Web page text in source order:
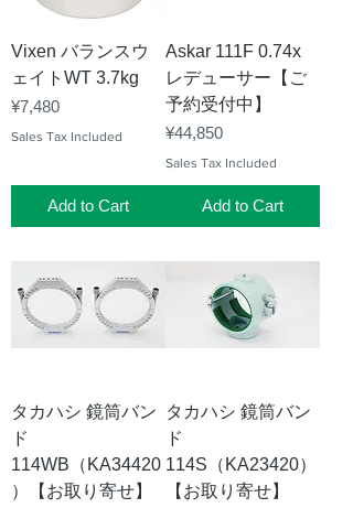
Vixen バランスウ
ェイトWT 3.7kg
Price
¥7,480
Sales Tax Included
Add to Cart
Askar 111F 0.74x
レデューサー【ご
予約受付中】
Price
¥44,850
Sales Tax Included
Add to Cart
タカハシ 鏡筒バン
ド
114WB（KA34420
）【お取り寄せ】
タカハシ 鏡筒バン
ド
114S（KA23420）
【お取り寄せ】